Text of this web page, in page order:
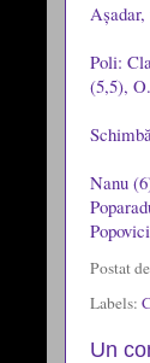
Poli:
(5,5),
Nanu
Postat de
Labels:
Un